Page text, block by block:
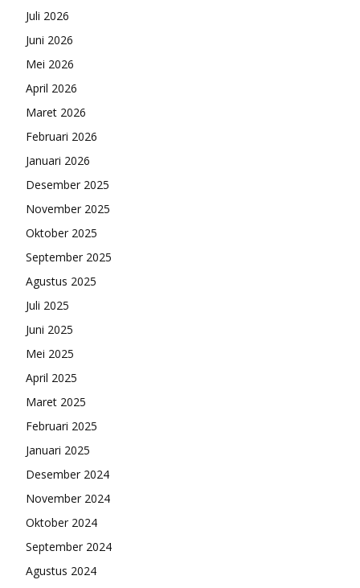
Juli 2026
Juni 2026
Mei 2026
April 2026
Maret 2026
Februari 2026
Januari 2026
Desember 2025
November 2025
Oktober 2025
September 2025
Agustus 2025
Juli 2025
Juni 2025
Mei 2025
April 2025
Maret 2025
Februari 2025
Januari 2025
Desember 2024
November 2024
Oktober 2024
September 2024
Agustus 2024